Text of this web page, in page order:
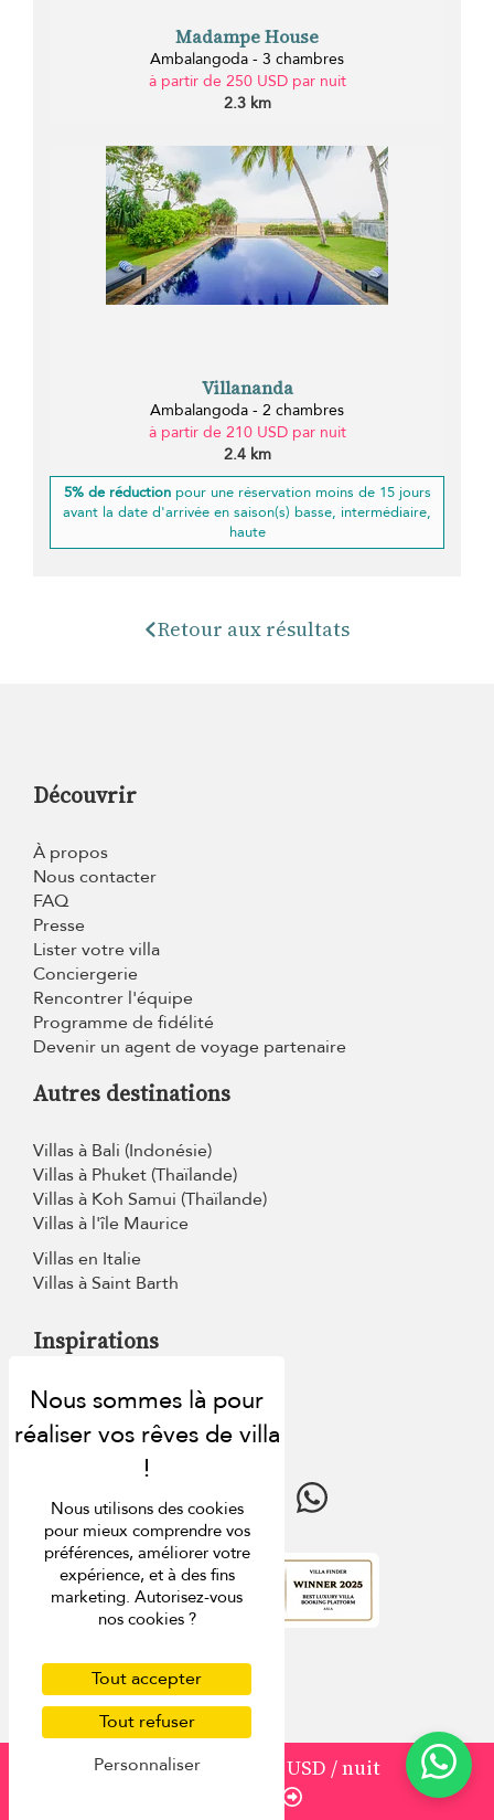
à partir de 129 USD / nuit
Madampe House
Ambalangoda - 3 chambres
à partir de 250 USD par nuit
2.3 km
Villananda
Ambalangoda - 2 chambres
à partir de 210 USD par nuit
2.4 km
5% de réductionpour une réservation moins de 15 jours
avant la date d'arrivée en saison(s) basse, intermédiaire,
haute
Retour aux résultats
Découvrir
À propos
Nous contacter
FAQ
Presse
Lister votre villa
Conciergerie
Rencontrer l'équipe
Programme de fidélité
Devenir un agent de voyage partenaire
Autres destinations
Villas à Bali (Indonésie)
Villas à Phuket (Thaïlande)
Villas à Koh Samui (Thaïlande)
Villas à l'île Maurice
Villas en Italie
Villas à Saint Barth
Inspirations
Villa Finder
Réductions de dernière minute
Guide de voyage
Note4.9
Nous utilisons des cookies
pour mieux comprendre vos
préférences, améliorer votre
expérience, et à des fins
marketing. Autorisez-vous
nos cookies ?
Tout accepter
Tout refuser
Personnaliser